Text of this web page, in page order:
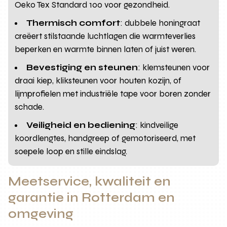
Oeko Tex Standard 100 voor gezondheid.
Thermisch comfort: dubbele honingraat
creëert stilstaande luchtlagen die warmteverlies
beperken en warmte binnen laten of juist weren.
Bevestiging en steunen: klemsteunen voor
draai kiep, kliksteunen voor houten kozijn, of
lijmprofielen met industriële tape voor boren zonder
schade.
Veiligheid en bediening: kindveilige
koordlengtes, handgreep of gemotoriseerd, met
soepele loop en stille eindslag.
Meetservice, kwaliteit en
garantie in Rotterdam en
omgeving